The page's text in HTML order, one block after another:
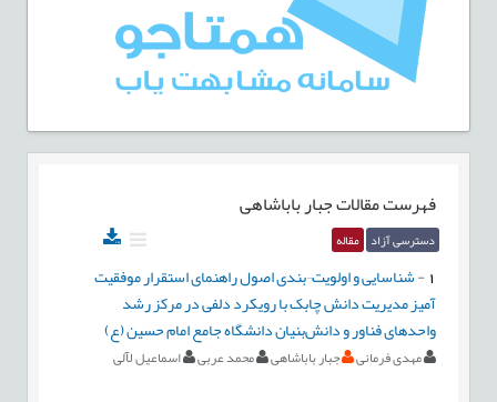
فهرست مقالاتجبار باباشاهی
دسترسی آزاد مقاله
-شناسایی و اولویت¬بندی اصول راهنمای استقرار موفقیت
آمیز مدیریت دانش چابک با رویکرد دلفی در مرکز رشد
واحدهای فناور و دانش‌بنیان دانشگاه جامع امام حسین (ع)
مهدی فرمانی جبار باباشاهی محمد عربی اسماعیل لآلی